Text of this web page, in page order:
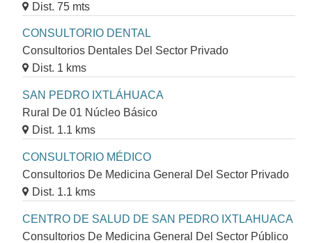
Dist. 75 mts
CONSULTORIO DENTAL
Consultorios Dentales Del Sector Privado
Dist. 1 kms
SAN PEDRO IXTLÁHUACA
Rural De 01 Núcleo Básico
Dist. 1.1 kms
CONSULTORIO MÉDICO
Consultorios De Medicina General Del Sector Privado
Dist. 1.1 kms
CENTRO DE SALUD DE SAN PEDRO IXTLAHUACA
Consultorios De Medicina General Del Sector Público